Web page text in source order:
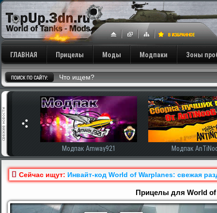
ГЛАВНАЯ Прицелы Моды Модпаки Зоны
Модпак AnTiNooB Модпак
Сейчас ищут: Инвайт-код World of Warplanes: свежая
Прицелы для World of